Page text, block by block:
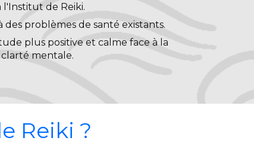
l'Institut de Reiki.
des problèmes de santé existants.
plus positive et calme face à la
mentale.
Reiki ?